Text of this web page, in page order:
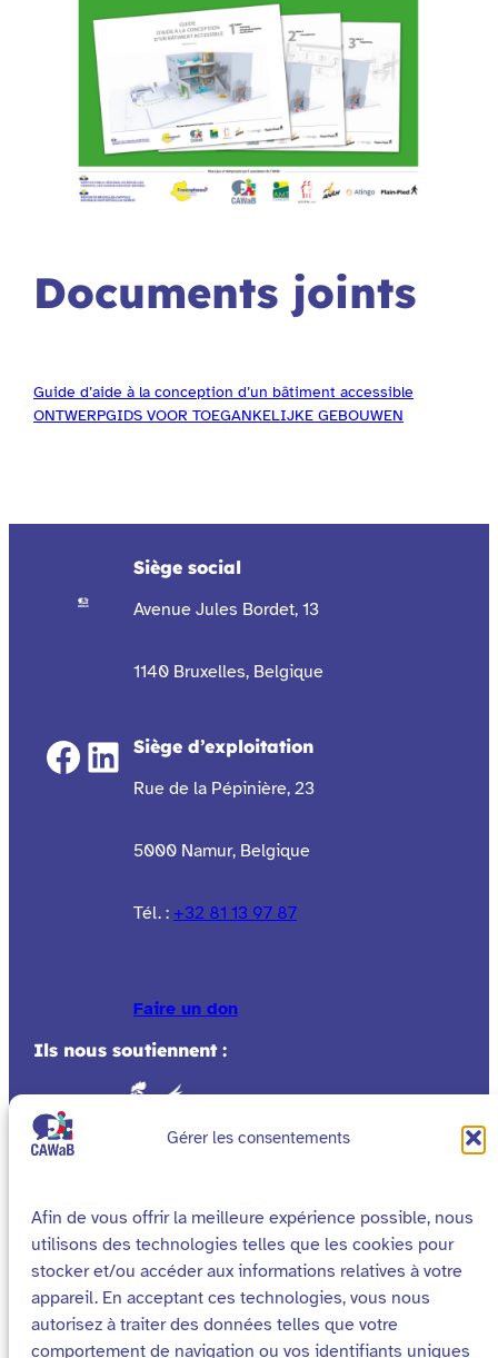
Gérer les consentements
Afin de vous offrir la meilleure expérience possible, nous
utilisons des technologies telles que les cookies pour
stocker et/ou accéder aux informations relatives à votre
appareil. En acceptant ces technologies, vous nous
autorisez à traiter des données telles que votre
comportement de navigation ou vos identifiants uniques
Documents joints
Guide d’aide à la conception d’un bâtiment accessible
ONTWERPGIDS VOOR TOEGANKELIJKE GEBOUWEN
Facebook LinkedIn
Siège social
Avenue Jules Bordet, 13
1140 Bruxelles, Belgique
Siège d’exploitation
Rue de la Pépinière, 23
5000 Namur, Belgique
Tél. : +32 81 13 97 87
Faire un don
Ils nous soutiennent :